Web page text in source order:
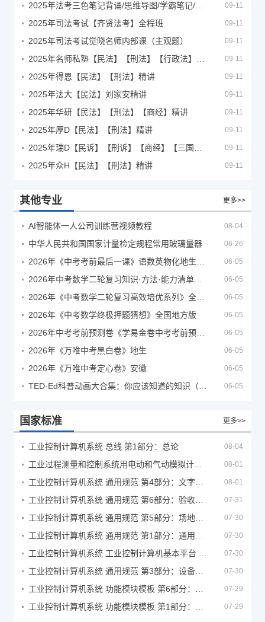
09-11
2025年司法考试【齐贤法考】全程班 09-11
2025年司法考试觉晓名师内部课（主观题） 09-11
09-11
2025年得恩【民法】【刑法】精讲 09-11
2025年法大【民法】刘家安精讲 09-11
2025年华研【民法】【刑法】【商经】精讲 09-11
2025年厚D【民法】【刑法】精讲 09-11
09-11
2025年众H【民法】【刑法】精讲 09-11
其他专业 更多>>
AI智能体一人公司训练营视频教程 08-04
中华人民共和国国家计量检定规程常用玻璃量器 06-26
06-05
06-05
06-05
2026年《中考数学终极押题猜想》全国地方版 06-05
06-05
2026年《万唯中考黑白卷》地生 06-05
2026年《万唯中考定心卷》安徽 06-05
06-05
国家标准 更多>>
工业控制计算机系统 总线 第1部分：总论 08-04
08-01
08-01
07-31
07-30
07-30
07-30
07-30
07-29
07-29